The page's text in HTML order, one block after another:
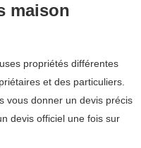
maison
propriétés différentes
et des particuliers.
vous donner un devis précis
devis officiel une fois sur